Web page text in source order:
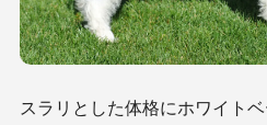
スラリとした体格にホワイト